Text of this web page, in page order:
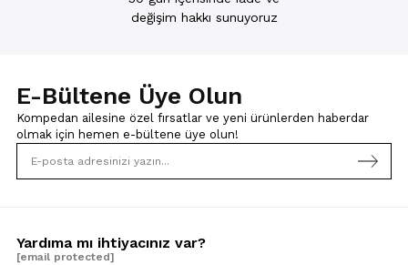
değişim hakkı sunuyoruz
E-Bültene Üye Olun
Kompedan ailesine özel fırsatlar ve yeni ürünlerden haberdar
olmak için hemen e-bültene üye olun!
Yardıma mı ihtiyacınız var?
[email protected]